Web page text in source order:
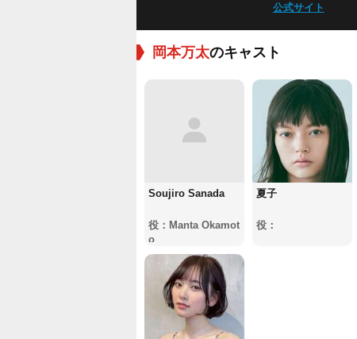
公式サイト
岡本万太のキャスト
Soujiro Sanada
役：Manta Okamot
o
夏子
役：